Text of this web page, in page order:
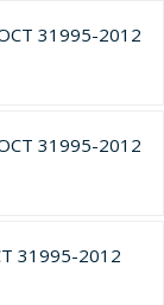
31995-2012
31995-2012
31995-2012